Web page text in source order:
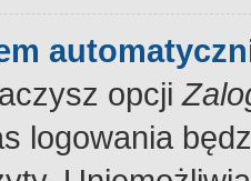
opcji
logowania